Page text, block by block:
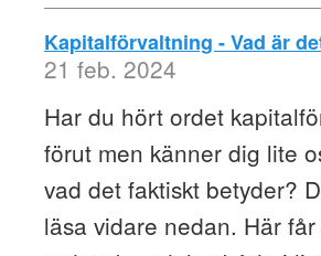
Kapitalförvaltning - Vad är
21 feb. 2024
Har du hört ordet
förut men känner dig lite
vad det faktiskt betyder?
läsa vidare nedan. Här